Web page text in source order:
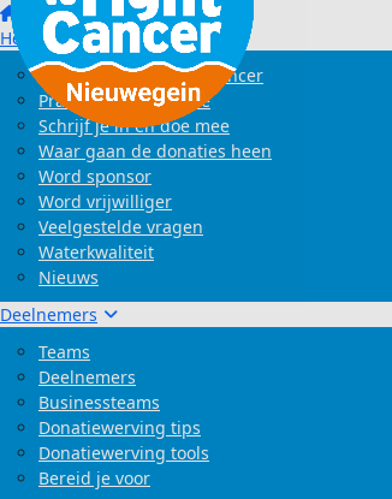
Home
Het evenement
Wat is Swim to Fight Cancer
Praktische informatie
Schrijf je in en doe mee
Waar gaan de donaties heen
Word sponsor
Word vrijwilliger
Veelgestelde vragen
Waterkwaliteit
Nieuws
Deelnemers
Teams
Deelnemers
Businessteams
Donatiewerving tips
Donatiewerving tools
Bereid je voor